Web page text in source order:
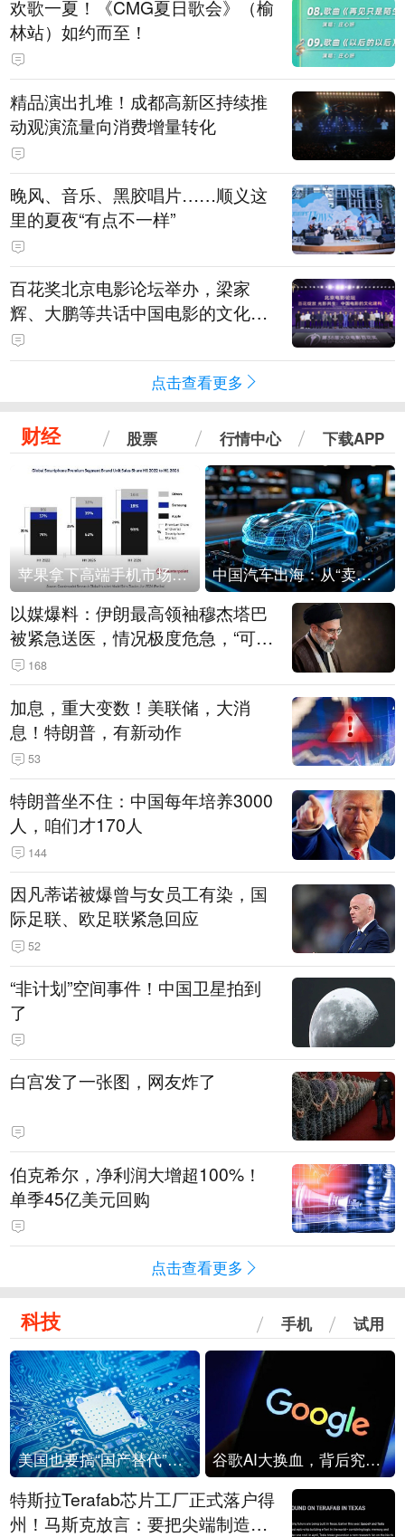
欢歌一夏！《CMG夏日歌会》（榆
林站）如约而至！
精品演出扎堆！成都高新区持续推
动观演流量向消费增量转化
晚风、音乐、黑胶唱片……顺义这
里的夏夜“有点不一样”
百花奖北京电影论坛举办，梁家
辉、大鹏等共话中国电影的文化建
构
点击查看更多
财经 股票 行情中心 下载APP
苹果拿下高端手机市场65%的份额：iPhone 17系列功不可没 中国汽车出海：从“卖出去”到“走进去”
以媒爆料：伊朗最高领袖穆杰塔巴
被紧急送医，情况极度危急，“可能
随时会死去”
168
加息，重大变数！美联储，大消
息！特朗普，有新动作
53
特朗普坐不住：中国每年培养3000
人，咱们才170人
144
因凡蒂诺被爆曾与女员工有染，国
际足联、欧足联紧急回应
52
“非计划”空间事件！中国卫星拍到
了
白宫发了一张图，网友炸了
伯克希尔，净利润大增超100%！
单季45亿美元回购
点击查看更多
科技 手机 试用
美国也要搞“国产替代”？先算清三笔账 谷歌AI大换血，背后究竟发生了什么？
特斯拉Terafab芯片工厂正式落户得
州！马斯克放言：要把尖端制造带